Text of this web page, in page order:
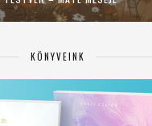
KÖNYVEINK